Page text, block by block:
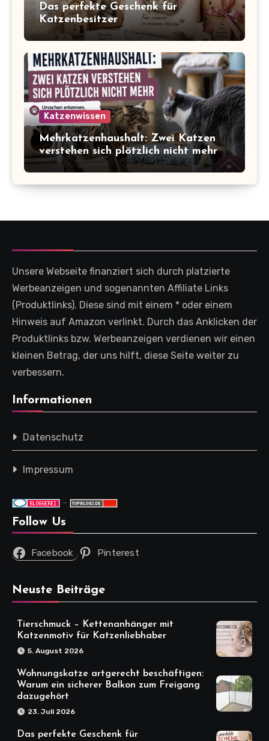
Das perfekte Geschenk für
Katzenbesitzer
Katzenwissen
Mehrkatzenhaushalt: Zwei Katzen
verstehen sich plötzlich nicht mehr
Unsere Webseite finanziert sich durch platzierte
Werbeanzeigen und sogenannten Affiliate Links
(Produktlinks). Diese sind mit einem * oder einem
Hinweis auf Amazon verlinkt. Durch das Anklicken der
Produktlinks bzw. Werbeanzeigen verdienen wir einen
kleinen Betrag, der uns hilft, diese Seite weiter zu
verbessern.
Informationen
Datenschutz
Impressum
-
Follow Us
Facebook Pinterest
Neuste Beiträge
Tierschmuck – Kettenanhänger mit
Katzenmotiv für Katzenliebhaber
5. August 2026
Wohnungskatze artgerecht beschäftigen:
Warum ein sicherer Balkon zum Freigang
dazugehört
23. Juli 2026
Das perfekte Geschenk für